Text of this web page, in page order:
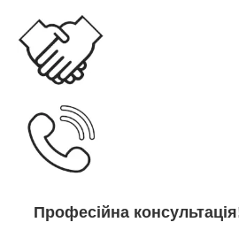
Професійна